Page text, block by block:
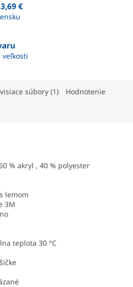
€
veľkosti
súbory (1) Hodnotenie
% akryl , 40 % polyester
lemom
3M
teplota 30 °C